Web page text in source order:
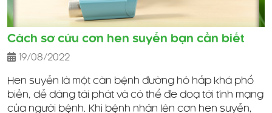
Cách sơ cứu cơn hen suyễn bạn cần biết
19/08/2022
Hen suyễn là một căn bệnh đường hô hấp khá phổ
biến, dễ dàng tái phát và có thể đe doạ tới tính mạng
của người bệnh. Khi bệnh nhân lên cơn hen suyễn,